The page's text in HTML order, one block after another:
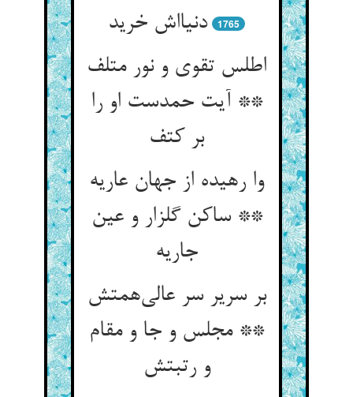
دنیااش خرید
1765
اطلس تقوی و نور متلف
** آیت حمدست او را
بر کتف
وا رهیده از جهان عاریه
** ساکن گلزار و عین
جاریه
بر سریر سر عالی‌همتش
** مجلس و جا و مقام
و رتبتش